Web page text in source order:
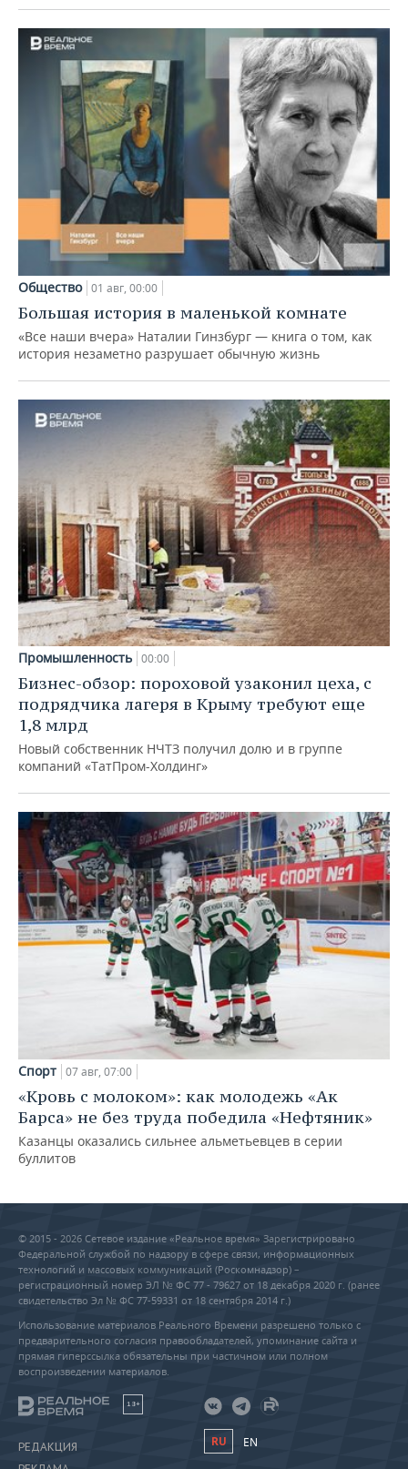
Общество 01 авг, 00:00
Большая история в маленькой комнате
«Все наши вчера» Наталии Гинзбург — книга о том, как
история незаметно разрушает обычную жизнь
Промышленность 00:00
Бизнес-обзор: пороховой узаконил цеха, с
подрядчика лагеря в Крыму требуют еще
1,8 млрд
Новый собственник НЧТЗ получил долю и в группе
компаний «ТатПром-Холдинг»
Спорт 07 авг, 07:00
«Кровь с молоком»: как молодежь «Ак
Барса» не без труда победила «Нефтяник»
Казанцы оказались сильнее альметьевцев в серии
буллитов
© 2015 - 2026 Сетевое издание «Реальное время» Зарегистрировано
Федеральной службой по надзору в сфере связи, информационных
технологий и массовых коммуникаций (Роскомнадзор) –
регистрационный номер ЭЛ № ФС 77 - 79627 от 18 декабря 2020 г. (ранее
свидетельство Эл № ФС 77-59331 от 18 сентября 2014 г.)
Использование материалов Реального Времени разрешено только с
предварительного согласия правообладателей, упоминание сайта и
прямая гиперссылка обязательны при частичном или полном
воспроизведении материалов.
18+
РЕДАКЦИЯ
RU EN